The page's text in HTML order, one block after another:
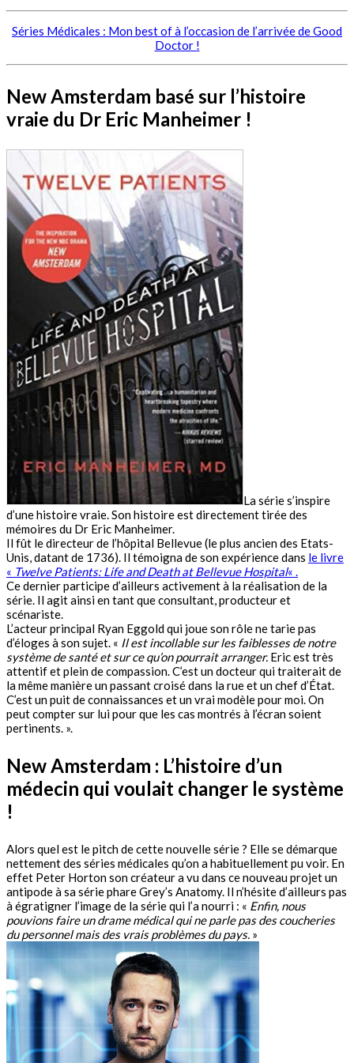
Séries Médicales : Mon best of à l’occasion de l’arrivée de Good
Doctor !
New Amsterdam basé sur l’histoire
vraie du Dr Eric Manheimer !
La série s’inspire
d’une histoire vraie. Son histoire est directement tirée des
mémoires du Dr Eric Manheimer.
Il fût le directeur de l’hôpital Bellevue (le plus ancien des Etats-
Unis, datant de 1736). Il témoigna de son expérience dans le livre
« Twelve Patients: Life and Death at Bellevue Hospital« .
Ce dernier participe d’ailleurs activement à la réalisation de la
série. Il agit ainsi en tant que consultant, producteur et
scénariste.
L’acteur principal Ryan Eggold qui joue son rôle ne tarie pas
d’éloges à son sujet. « Il est incollable sur les faiblesses de notre
système de santé et sur ce qu’on pourrait arranger. Eric est très
attentif et plein de compassion. C’est un docteur qui traiterait de
la même manière un passant croisé dans la rue et un chef d’État.
C’est un puit de connaissances et un vrai modèle pour moi. On
peut compter sur lui pour que les cas montrés à l’écran soient
pertinents. ».
New Amsterdam : L’histoire d’un
médecin qui voulait changer le système
!
Alors quel est le pitch de cette nouvelle série ? Elle se démarque
nettement des séries médicales qu’on a habituellement pu voir. En
effet Peter Horton son créateur a vu dans ce nouveau projet un
antipode à sa série phare Grey’s Anatomy. Il n’hésite d’ailleurs pas
à égratigner l’image de la série qui l’a nourri : « Enfin, nous
pouvions faire un drame médical qui ne parle pas des coucheries
du personnel mais des vrais problèmes du pays. »